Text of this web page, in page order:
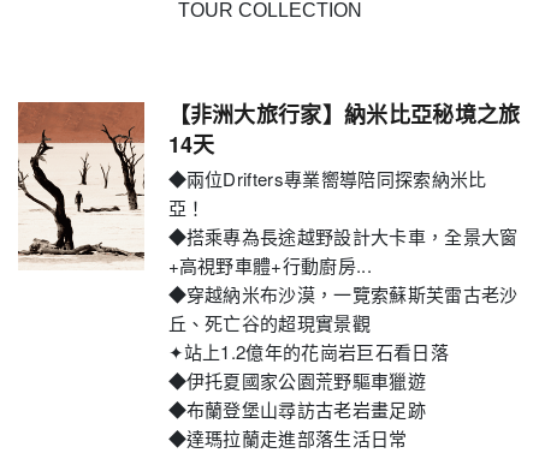
TOUR COLLECTION
【非洲大旅行家】納米比亞秘境之旅
14天
◆兩位Drifters專業嚮導陪同探索納米比
亞！
◆搭乘專為長途越野設計大卡車，全景大窗
+高視野車體+行動廚房...
◆穿越納米布沙漠，一覽索蘇斯芙雷古老沙
丘、死亡谷的超現實景觀
✦站上1.2億年的花崗岩巨石看日落
◆伊托夏國家公園荒野驅車獵遊
◆布蘭登堡山尋訪古老岩畫足跡
◆達瑪拉蘭走進部落生活日常